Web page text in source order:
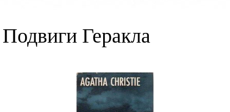
Подвиги Геракла